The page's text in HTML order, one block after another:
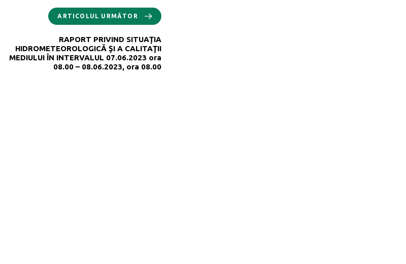
ARTICOLUL URMĂTOR
RAPORT PRIVIND SITUAŢIA
HIDROMETEOROLOGICĂ ŞI A CALITAŢII
MEDIULUI ÎN INTERVALUL 07.06.2023 ora
08.00 – 08.06.2023, ora 08.00